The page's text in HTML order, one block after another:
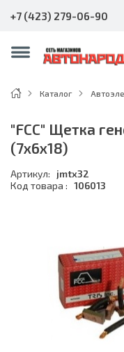
+7 (423) 279-06-90
Каталог
"FCC" Щетка
(7x6x18)
Артикул:
jmtx32
Код товара : 106013